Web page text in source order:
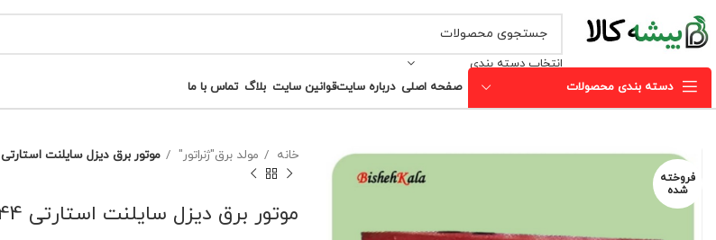
انتخاب دسته بندی
دسته بندی محصولات صفحه اصلی درباره سایتقوانین سایت بلاگ تماس با ما
فروخته
شده
خانه مولد برق"ژنراتور" موتور برق دیزل سایلنت استارتی 44 هزار وات SENCI سنسی مدل SC40WCS کد(1)
موتور برق دیزل سایلنت استارتی 44 هزار وات SENCI سنسی مدل SC40WCS کد(1)